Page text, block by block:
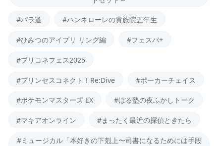
#パラ道 #ハンネローレの貴族院五年生
#ひみつのアイプリ リング編 #フェスバ+
#プリコネフェス2025
#プリンセスコネクト！Re:Dive #ポーカーチェイス
#ポケモンマスターズ EX #ぼる塾の夜ふかしトーク
#マキアオンライン #まったく最近の探偵ときたら
#ミュージカル「本好きの下剋上〜司書になるためには手段